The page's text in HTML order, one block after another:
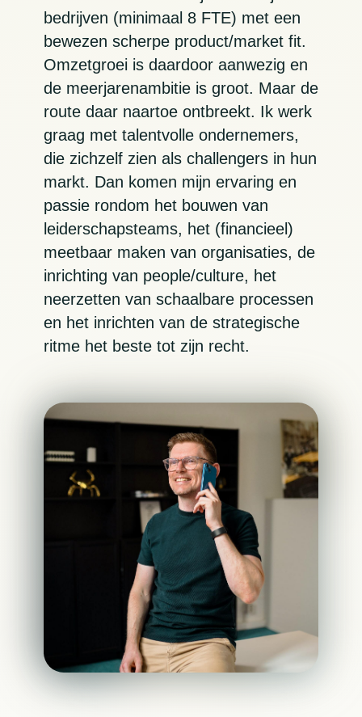
bedrijven (minimaal 8 FTE) met een
bewezen scherpe product/market fit.
Omzetgroei is daardoor aanwezig en
de meerjarenambitie is groot. Maar de
route daar naartoe ontbreekt. Ik werk
graag met talentvolle ondernemers,
die zichzelf zien als challengers in hun
markt. Dan komen mijn ervaring en
passie rondom het bouwen van
leiderschapsteams, het (financieel)
meetbaar maken van organisaties, de
inrichting van people/culture, het
neerzetten van schaalbare processen
en het inrichten van de strategische
ritme het beste tot zijn recht.